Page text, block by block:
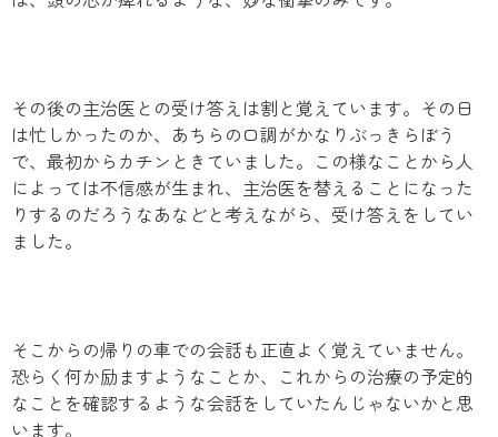
その後の主治医との受け答えは割と覚えています。その日
は忙しかったのか、あちらの口調がかなりぶっきらぼう
で、最初からカチンときていました。この様なことから人
によっては不信感が生まれ、主治医を替えることになった
りするのだろうなあなどと考えながら、受け答えをしてい
ました。
そこからの帰りの車での会話も正直よく覚えていません。
恐らく何か励ますようなことか、これからの治療の予定的
なことを確認するような会話をしていたんじゃないかと思
います。